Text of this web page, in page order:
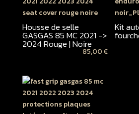
Housse de selle
GASGAS 85 MC 2021 ->
2024 Rouge | Noire
85,00€
Kit